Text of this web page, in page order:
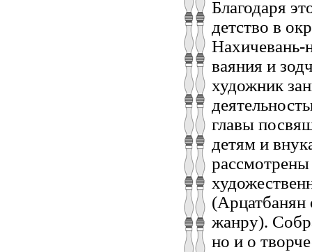
Благодаря
детство в
ваяния и
художник
главы
детям и
(Арцатбанян
жанру).
но и о